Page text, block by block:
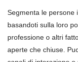
Segmenta le persone
basandoti sulla loro
professione o altri
aperte che chiuse.